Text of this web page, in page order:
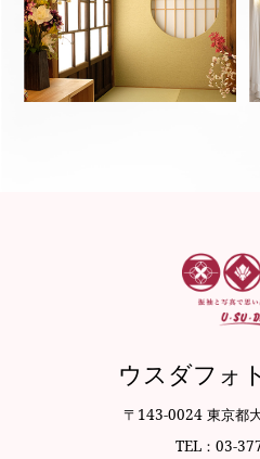
ウスダフォ
〒143-0024 東京都
TEL：03-